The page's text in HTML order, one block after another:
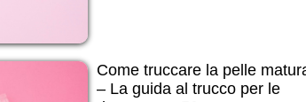
Come truccare la pelle
– La guida al trucco per le